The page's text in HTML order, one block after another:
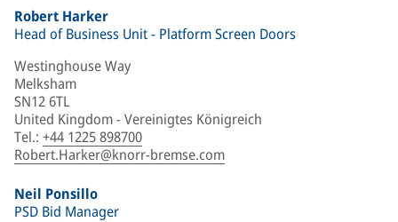
Robert Harker
Head of Business Unit - Platform Screen Doors
Westinghouse Way
Melksham
SN12 6TL
United Kingdom - Vereinigtes Königreich
Tel.: +44 1225 898700
Robert.Harker@knorr-bremse.com
Neil Ponsillo
PSD Bid Manager